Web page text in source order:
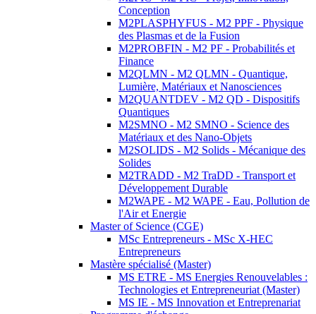
Conception
M2PLASPHYFUS - M2 PPF - Physique
des Plasmas et de la Fusion
M2PROBFIN - M2 PF - Probabilités et
Finance
M2QLMN - M2 QLMN - Quantique,
Lumière, Matériaux et Nanosciences
M2QUANTDEV - M2 QD - Dispositifs
Quantiques
M2SMNO - M2 SMNO - Science des
Matériaux et des Nano-Objets
M2SOLIDS - M2 Solids - Mécanique des
Solides
M2TRADD - M2 TraDD - Transport et
Développement Durable
M2WAPE - M2 WAPE - Eau, Pollution de
l'Air et Energie
Master of Science (CGE)
MSc Entrepreneurs - MSc X-HEC
Entrepreneurs
Mastère spécialisé (Master)
MS ETRE - MS Energies Renouvelables :
Technologies et Entrepreneuriat (Master)
MS IE - MS Innovation et Entreprenariat